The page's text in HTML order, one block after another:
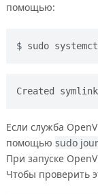
помощью:
sudo
Created
Если служба
помощью sudo
При запуске
Чтобы проверить